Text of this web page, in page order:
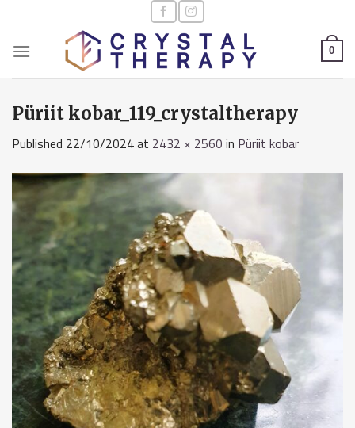
content
0
Püriit kobar_119_crystaltherapy
Published 22/10/2024at 2432 × 2560 in Püriit kobar